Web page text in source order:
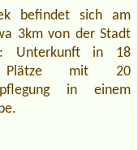
befindet sich am
3km von der Stadt
Unterkunft in 18
Plätze mit 20
in einem